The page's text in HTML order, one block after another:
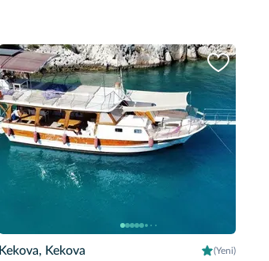
Kekova, Kekova (Yeni)